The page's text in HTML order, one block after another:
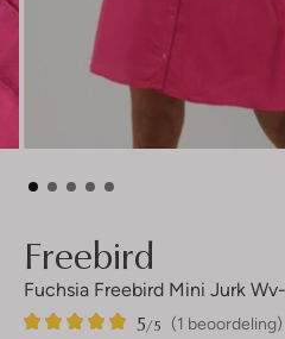
Freebird
Fuchsia Freebird Mini Jurk
(1 beoordeling)
5/5
1
5